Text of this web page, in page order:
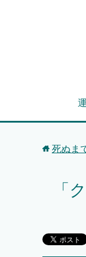
死ぬま
「